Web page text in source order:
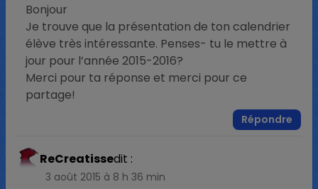
Bonjour
Je trouve que la présentation de ton calendrier
élève très intéressante. Penses- tu le mettre à
jour pour l’année 2015-2016?
Merci pour ta réponse et merci pour ce
partage!
Répondre
ReCreatissedit :
3 août 2015 à 8 h 36 min